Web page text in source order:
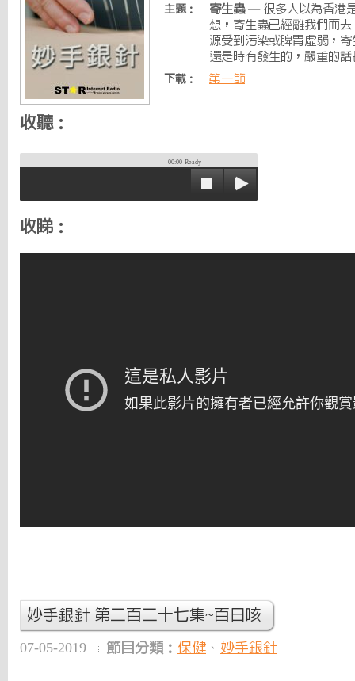
主題： 寄生蟲— 很多人以為香港
想，寄生蟲已經離我們而
源受到污染或脾胃虛弱，
還是時有發生的，嚴重的
下載： 第一節
收聽：
00:00 Ready
收睇：
妙手銀針 第二百二十七集~百日咳
07-05-2019 節目分類： 保健 、 妙手銀針